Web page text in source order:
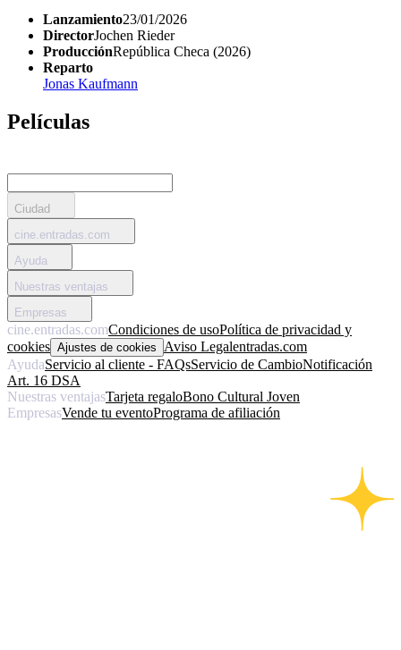
Lanzamiento23/01/2026
DirectorJochen Rieder
ProducciónRepública Checa (2026)
Reparto
Jonas Kaufmann
Películas
Ciudad
cine.entradas.com
Ayuda
Nuestras ventajas
Empresas
cine.entradas.comCondiciones de usoPolítica de privacidad y
cookies Ajustes de cookies Aviso Legalentradas.com
AyudaServicio al cliente - FAQsServicio de CambioNotificación
Art. 16 DSA
Nuestras ventajasTarjeta regaloBono Cultural Joven
EmpresasVende tu eventoPrograma de afiliación